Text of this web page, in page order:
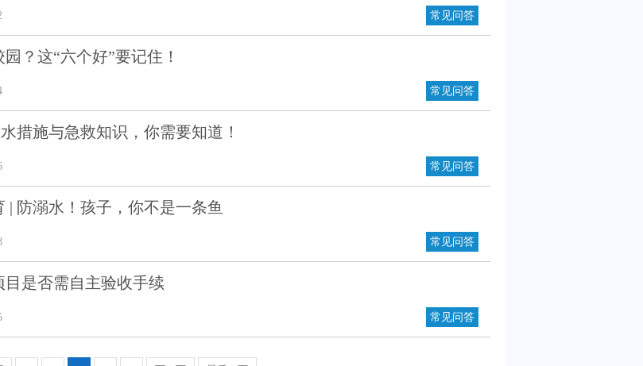
常见问答
？这“六个好”要记住！
常见问答
措施与急救知识，你需要知道！
常见问答
| 防溺水！孩子，你不是一条鱼
常见问答
目是否需自主验收手续
常见问答